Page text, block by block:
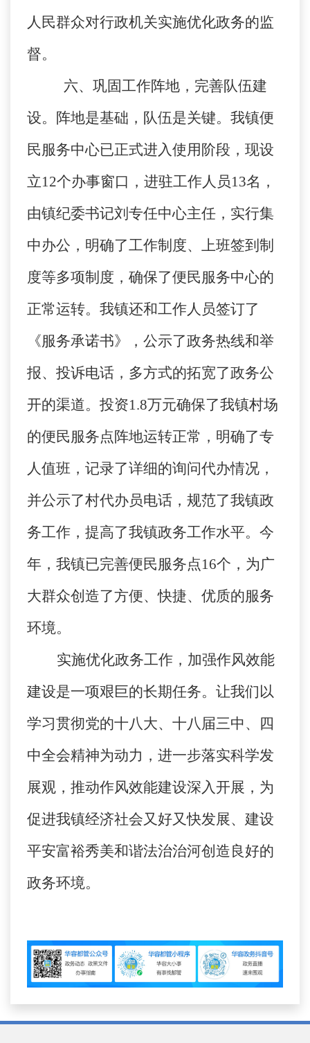
人民群众对行政机关实施优化政务的监
督。
六、巩固工作阵地，完善队伍建
设。 阵地是基础，队伍是关键。我镇便
民服务中心已正式进入使用阶段，现设
立12个办事窗口，进驻工作人员13名，
由镇纪委书记刘专任中心主任，实行集
中办公，明确了工作制度、上班签到制
度等多项制度，确保了便民服务中心的
正常运转。我镇还和工作人员签订了
《服务承诺书》，公示了政务热线和举
报、投诉电话，多方式的拓宽了政务公
开的渠道。投资1.8万元确保了我镇村场
的便民服务点阵地运转正常，明确了专
人值班，记录了详细的询问代办情况，
并公示了村代办员电话，规范了我镇政
务工作，提高了我镇政务工作水平。今
年，我镇已完善便民服务点16个，为广
大群众创造了方便、快捷、优质的服务
环境。
实施优化政务工作，加强作风效能
建设是一项艰巨的长期任务。让我们以
学习贯彻党的十八大、十八届三中、四
中全会精神为动力，进一步落实科学发
展观，推动作风效能建设深入开展，为
促进我镇经济社会又好又快发展、建设
平安富裕秀美和谐法治治河创造良好的
政务环境。